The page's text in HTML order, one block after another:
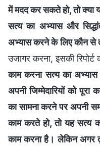
में मदद कर सकते हो, तो क्या
सत्य का अभ्यास और
अभ्यास करने के लिए कौन से
उजागर करना, इसकी
काम करना सत्य का
अपनी जिम्मेदारियों को
का सामना करने पर अपनी
काम करते हो, तो यह सत्य
काम करना है। लेकिन अगर